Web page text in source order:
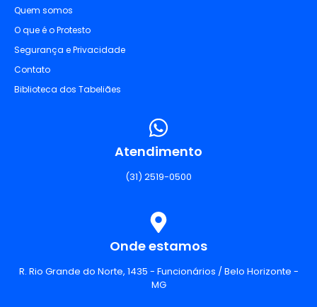
Quem somos
O que é o Protesto
Segurança e Privacidade
Contato
Biblioteca dos Tabeliães
Atendimento
(31) 2519-0500
Onde estamos
R. Rio Grande do Norte, 1435 - Funcionários / Belo Horizonte -
MG